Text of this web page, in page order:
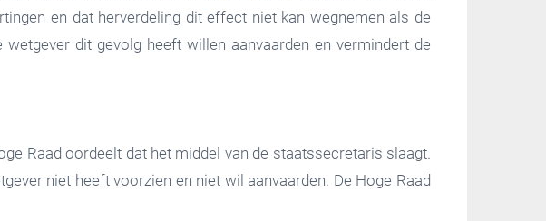
en dat herverdeling dit effect niet kan wegnemen als de
dit gevolg heeft willen aanvaarden en vermindert de
Raad oordeelt dat het middel van de staatssecretaris slaagt.
niet heeft voorzien en niet wil aanvaarden. De Hoge Raad